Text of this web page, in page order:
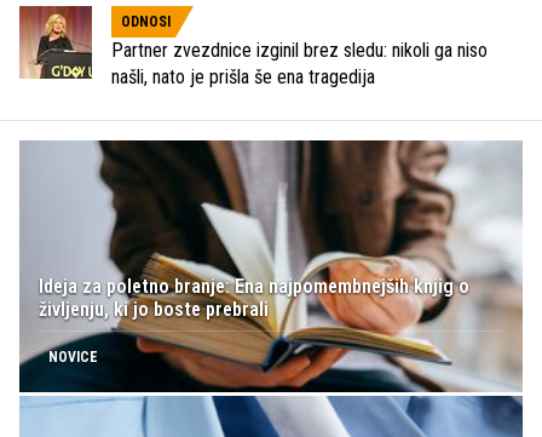
ODNOSI
Partner zvezdnice izginil brez sledu: nikoli ga niso
našli, nato je prišla še ena tragedija
Ideja za poletno branje: Ena najpomembnejših knjig o
življenju, ki jo boste prebrali
NOVICE